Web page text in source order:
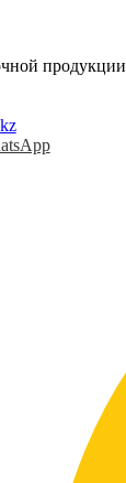
продукции